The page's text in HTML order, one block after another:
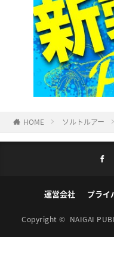
HOME ソルトルアー
運営会社 プライ
Copyright © NAIGAI